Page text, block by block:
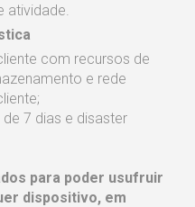
atividade.
com recursos de
e rede
7 dias e disaster
para poder usufruir
dispositivo, em